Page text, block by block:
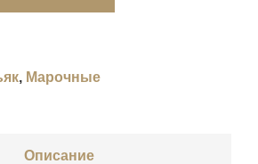
, Марочные
Описание